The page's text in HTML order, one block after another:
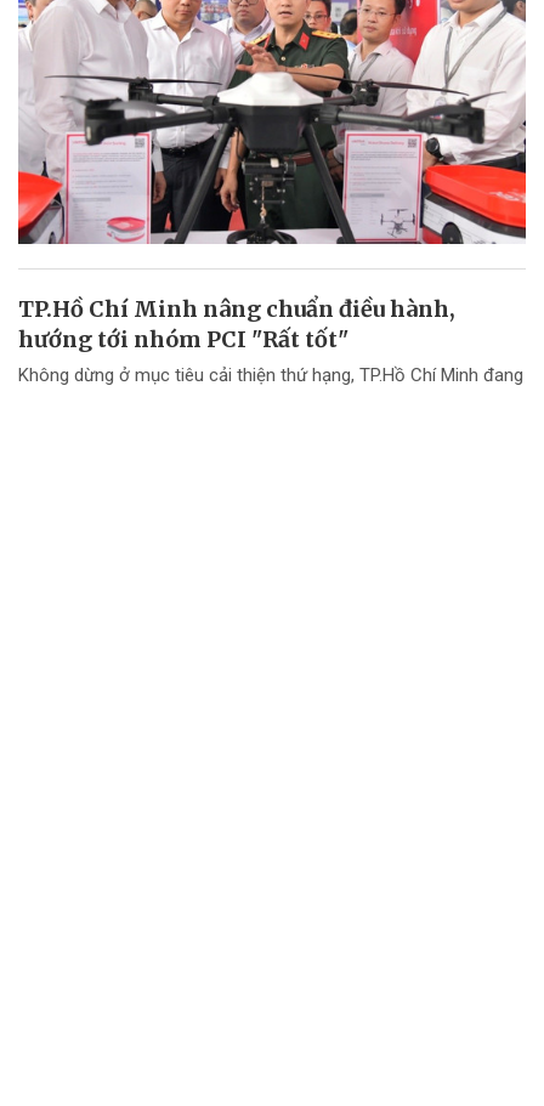
TP.Hồ Chí Minh nâng chuẩn điều hành,
hướng tới nhóm PCI "Rất tốt"
Không dừng ở mục tiêu cải thiện thứ hạng, TP.Hồ Chí Minh đang